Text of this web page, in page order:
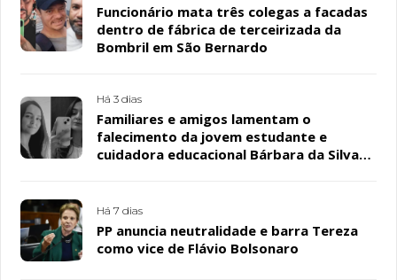
Funcionário mata três colegas a facadas
dentro de fábrica de terceirizada da
Bombril em São Bernardo
Há 3 dias
Familiares e amigos lamentam o
falecimento da jovem estudante e
cuidadora educacional Bárbara da Silva
Há 7 dias
PP anuncia neutralidade e barra Tereza
como vice de Flávio Bolsonaro